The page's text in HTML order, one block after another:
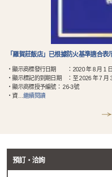
「羅賀莊飯店」已根據防火基準適合表
・顯示商標發行日期 ：2020 年 8 月 1 日
・顯示標記的到期日期 ：至 2026 年 7 月
・顯示商標授予編號： 26-3號
・資… 繼續閱讀
預訂・洽詢